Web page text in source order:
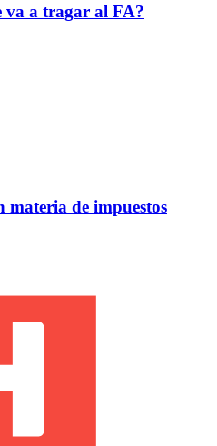
va a tragar al FA?
de impuestos